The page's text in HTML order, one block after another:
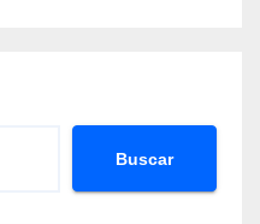
Buscar